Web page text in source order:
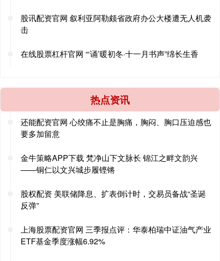
股讯配资官网 叙利亚阿勒颇省政府办公大楼遭无人机袭
击
在线股票杠杆官网 “‘诵’暖初冬·十一月书声”绵长生香
热点资讯
还能配资官网 心绞痛不止是胸痛，胸闷、胸口压迫感也
要多加留意
金牛策略APP下载 梵净山下文脉长 锦江之畔文韵兴
——铜仁以文兴城步履铿锵
股权配资 美联储降息、扩表倒计时，交易员备战“圣诞
反弹”
上海股票配资官网 三季报点评：华泰柏瑞中证油气产业
ETF基金季度涨幅6.92%